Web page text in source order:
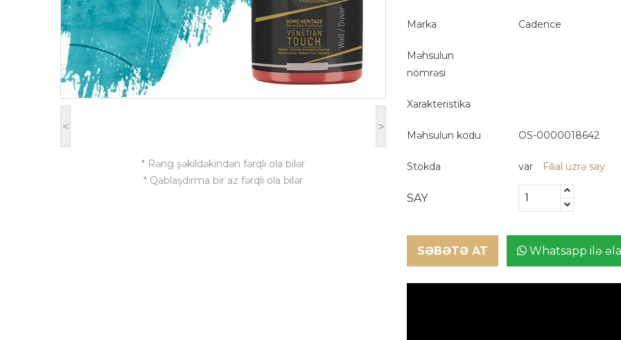
< >
* Rəng şəkildəkindən fərqli ola bilər
* Qablaşdırma bir az fərqli ola bilər
Marka Cadence
Məhsulun
nömrəsi
Xarakteristika
Məhsulun kodu OS-0000018642
Stokda var Filial üzrə say
SAY
SƏBƏTƏ AT Whatsapp ilə